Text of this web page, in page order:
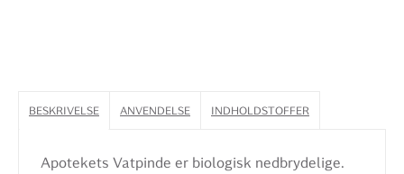
BESKRIVELSE ANVENDELSE INDHOLDSTOFFER
Apotekets Vatpinde er biologisk nedbrydelige.